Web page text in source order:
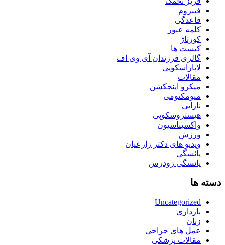
فیبروم
قاعدگی
کلمه عبور
کورتاژ
کیست ها
گالری فرزندان آی وی اف
لاپاراسکوپی
مقالات
میکرو اینجکشن
میومکتومی
نازایی
هیستروسکوپی
واکسیناسیون
ورزش
ویدیو های دکتر زارعیان
یائسگی
یائسگی زودرس
دسته ها
Uncategorized
بارداری
زنان
عمل های جراحی
مقالات پزشکی